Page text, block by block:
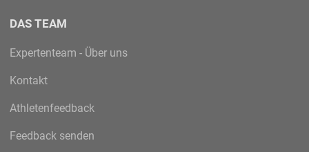
DAS TEAM
Expertenteam - Über uns
Kontakt
Athletenfeedback
Feedback senden